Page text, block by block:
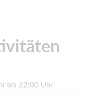
bis 22:00 Uhr